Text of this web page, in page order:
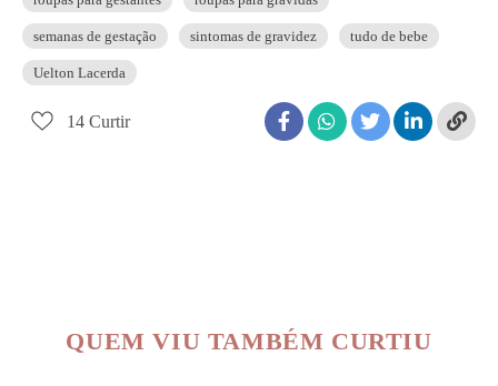
semanas de gestação sintomas de gravidez tudo de bebe
Uelton Lacerda
14 Curtir
QUEM VIU TAMBÉM CURTIU